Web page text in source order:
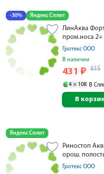
-30% Яндекс Сплит
ЛинАква
пром.носа 2+
Гротекс ООО
В наличии
431 ₽ 615
4 × 108 В
В
Яндекс Сплит
Риностоп
орош.
Гротекс ООО